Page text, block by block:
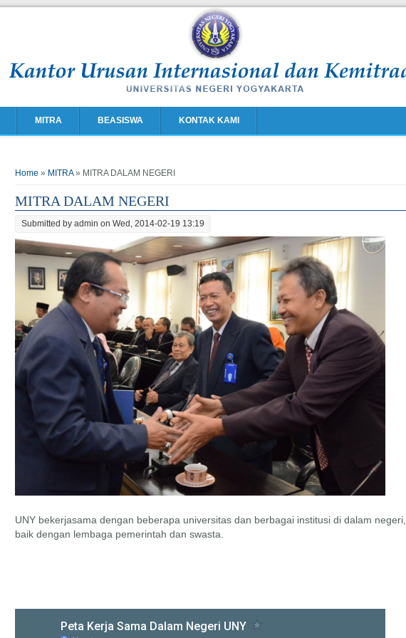
MITRA BEASISWA KONTAK KAMI
Home » MITRA» MITRA DALAM NEGERI
MITRA DALAM NEGERI
Submitted byadmin on Wed, 2014-02-19 13:19
UNY bekerjasama dengan beberapa universitas dan berbagai institusi di dalam negeri,
baik dengan lembaga pemerintah dan swasta.